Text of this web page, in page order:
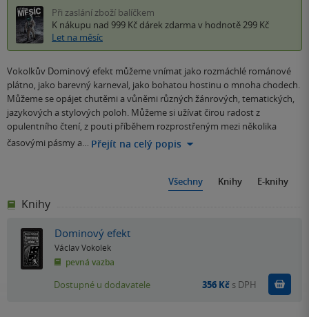
Při zaslání zboží balíčkem
K nákupu nad 999 Kč dárek zdarma v hodnotě 299 Kč
Let na měsíc
Vokolkův Dominový efekt můžeme vnímat jako rozmáchlé románové
plátno, jako barevný karneval, jako bohatou hostinu o mnoha chodech.
Můžeme se opájet chutěmi a vůněmi různých žánrových, tematických,
jazykových a stylových poloh. Můžeme si užívat čirou radost z
opulentního čtení, z pouti příběhem rozprostřeným mezi několika
časovými pásmy a… Přejít na celý popis
Všechny Knihy E-knihy
Knihy
Dominový efekt
Václav Vokolek
pevná vazba
Dostupné u dodavatele 356 Kč s DPH